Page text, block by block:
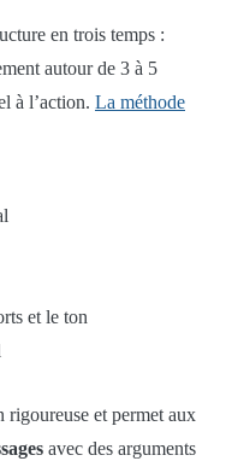
en trois temps :
autour de 3 à 5
à l’action. La méthode
et le ton
rigoureuse et permet aux
avec des arguments